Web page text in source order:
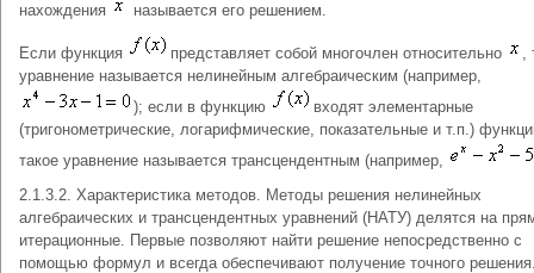
нахождения
называется его решением.
Если функция представляет собой многочлен относительно
,
уравнение называется нелинейным алгебраическим (например,
); если в функцию
входят элементарные
(тригонометрические, логарифмические, показательные и т.п.)
такое уравнение называется трансцендентным (например,
2.1.3.2. Характеристика методов. Методы решения нелинейных
алгебраических и трансцендентных уравнений (НАТУ) делятся на
итерационные. Первые позволяют найти решение непосредственно с
помощью формул и всегда обеспечивают получение точного